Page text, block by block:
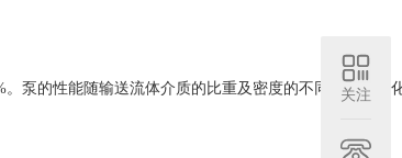
泵的性能随输送流体介质的比重及密度的不同而产生变
关注